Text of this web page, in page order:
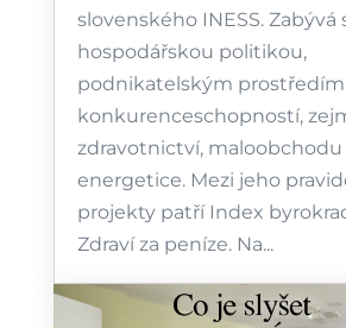
slovenského ⁠INESS⁠. Zabývá
hospodářskou politikou,
podnikatelským prostředím
konkurenceschopností,
zdravotnictví, maloobchodu
energetice. Mezi jeho
projekty patří Index
Zdraví za peníze. Na...